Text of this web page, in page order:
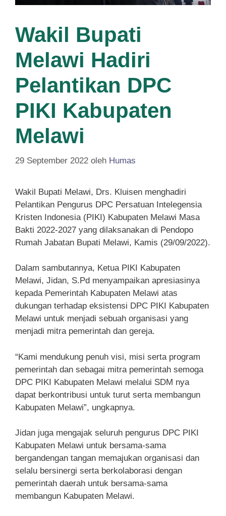
Wakil Bupati
Melawi Hadiri
Pelantikan DPC
PIKI Kabupaten
Melawi
29 September 2022 oleh Humas
Wakil Bupati Melawi, Drs. Kluisen menghadiri
Pelantikan Pengurus DPC Persatuan Intelegensia
Kristen Indonesia (PIKI) Kabupaten Melawi Masa
Bakti 2022-2027 yang dilaksanakan di Pendopo
Rumah Jabatan Bupati Melawi, Kamis (29/09/2022).
Dalam sambutannya, Ketua PIKI Kabupaten
Melawi, Jidan, S.Pd menyampaikan apresiasinya
kepada Pemerintah Kabupaten Melawi atas
dukungan terhadap eksistensi DPC PIKI Kabupaten
Melawi untuk menjadi sebuah organisasi yang
menjadi mitra pemerintah dan gereja.
“Kami mendukung penuh visi, misi serta program
pemerintah dan sebagai mitra pemerintah semoga
DPC PIKI Kabupaten Melawi melalui SDM nya
dapat berkontribusi untuk turut serta membangun
Kabupaten Melawi”, ungkapnya.
Jidan juga mengajak seluruh pengurus DPC PIKI
Kabupaten Melawi untuk bersama-sama
bergandengan tangan memajukan organisasi dan
selalu bersinergi serta berkolaborasi dengan
pemerintah daerah untuk bersama-sama
membangun Kabupaten Melawi.